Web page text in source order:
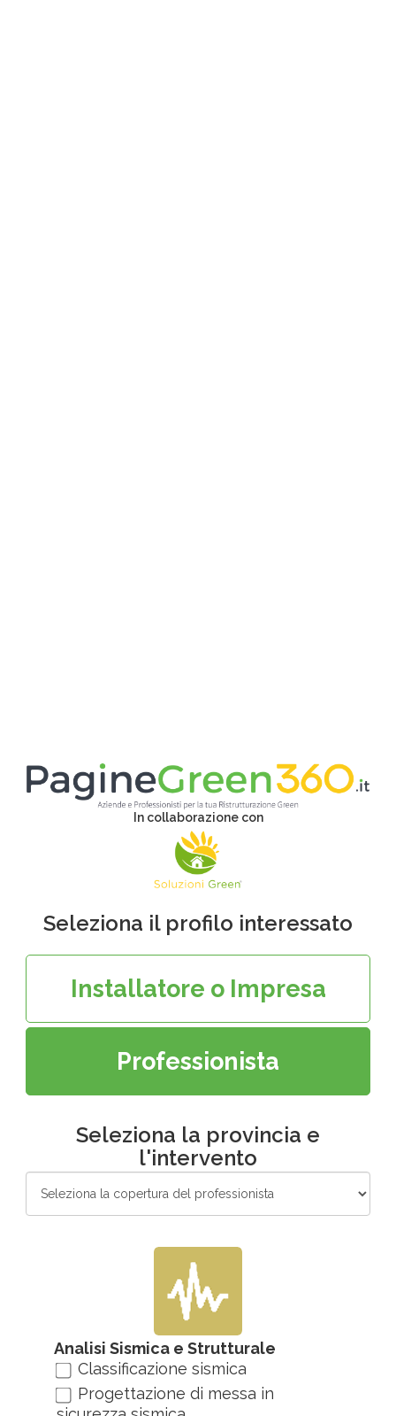
In collaborazione con
Seleziona il profilo interessato
Installatore o Impresa
Professionista
Seleziona la provincia e
l'intervento
Analisi Sismica e Strutturale
Classificazione sismica
Progettazione di messa in